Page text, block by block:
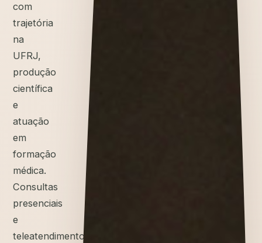
com
trajetória
na
UFRJ,
produção
científica
e
atuação
em
formação
médica.
Consultas
presenciais
e
teleatendimento.